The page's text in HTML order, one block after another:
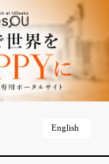
English